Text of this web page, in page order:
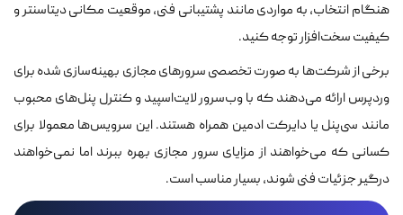
هنگام انتخاب، به مواردی مانند پشتیبانی فنی، موقعیت مکانی دیتاسنتر و
کیفیت سخت‌افزار توجه کنید.
برخی از شرکت‌ها به صورت تخصصی سرورهای مجازی بهینه‌سازی شده برای
وردپرس ارائه می‌دهند که با وب‌سرور لایت‌اسپید و کنترل پنل‌های محبوب
مانند سی‌پنل یا دایرکت ادمین همراه هستند. این سرویس‌ها معمولا برای
کسانی که می‌خواهند از مزایای سرور مجازی بهره ببرند اما نمی‌خواهند
درگیر جزئیات فنی شوند، بسیار مناسب است.